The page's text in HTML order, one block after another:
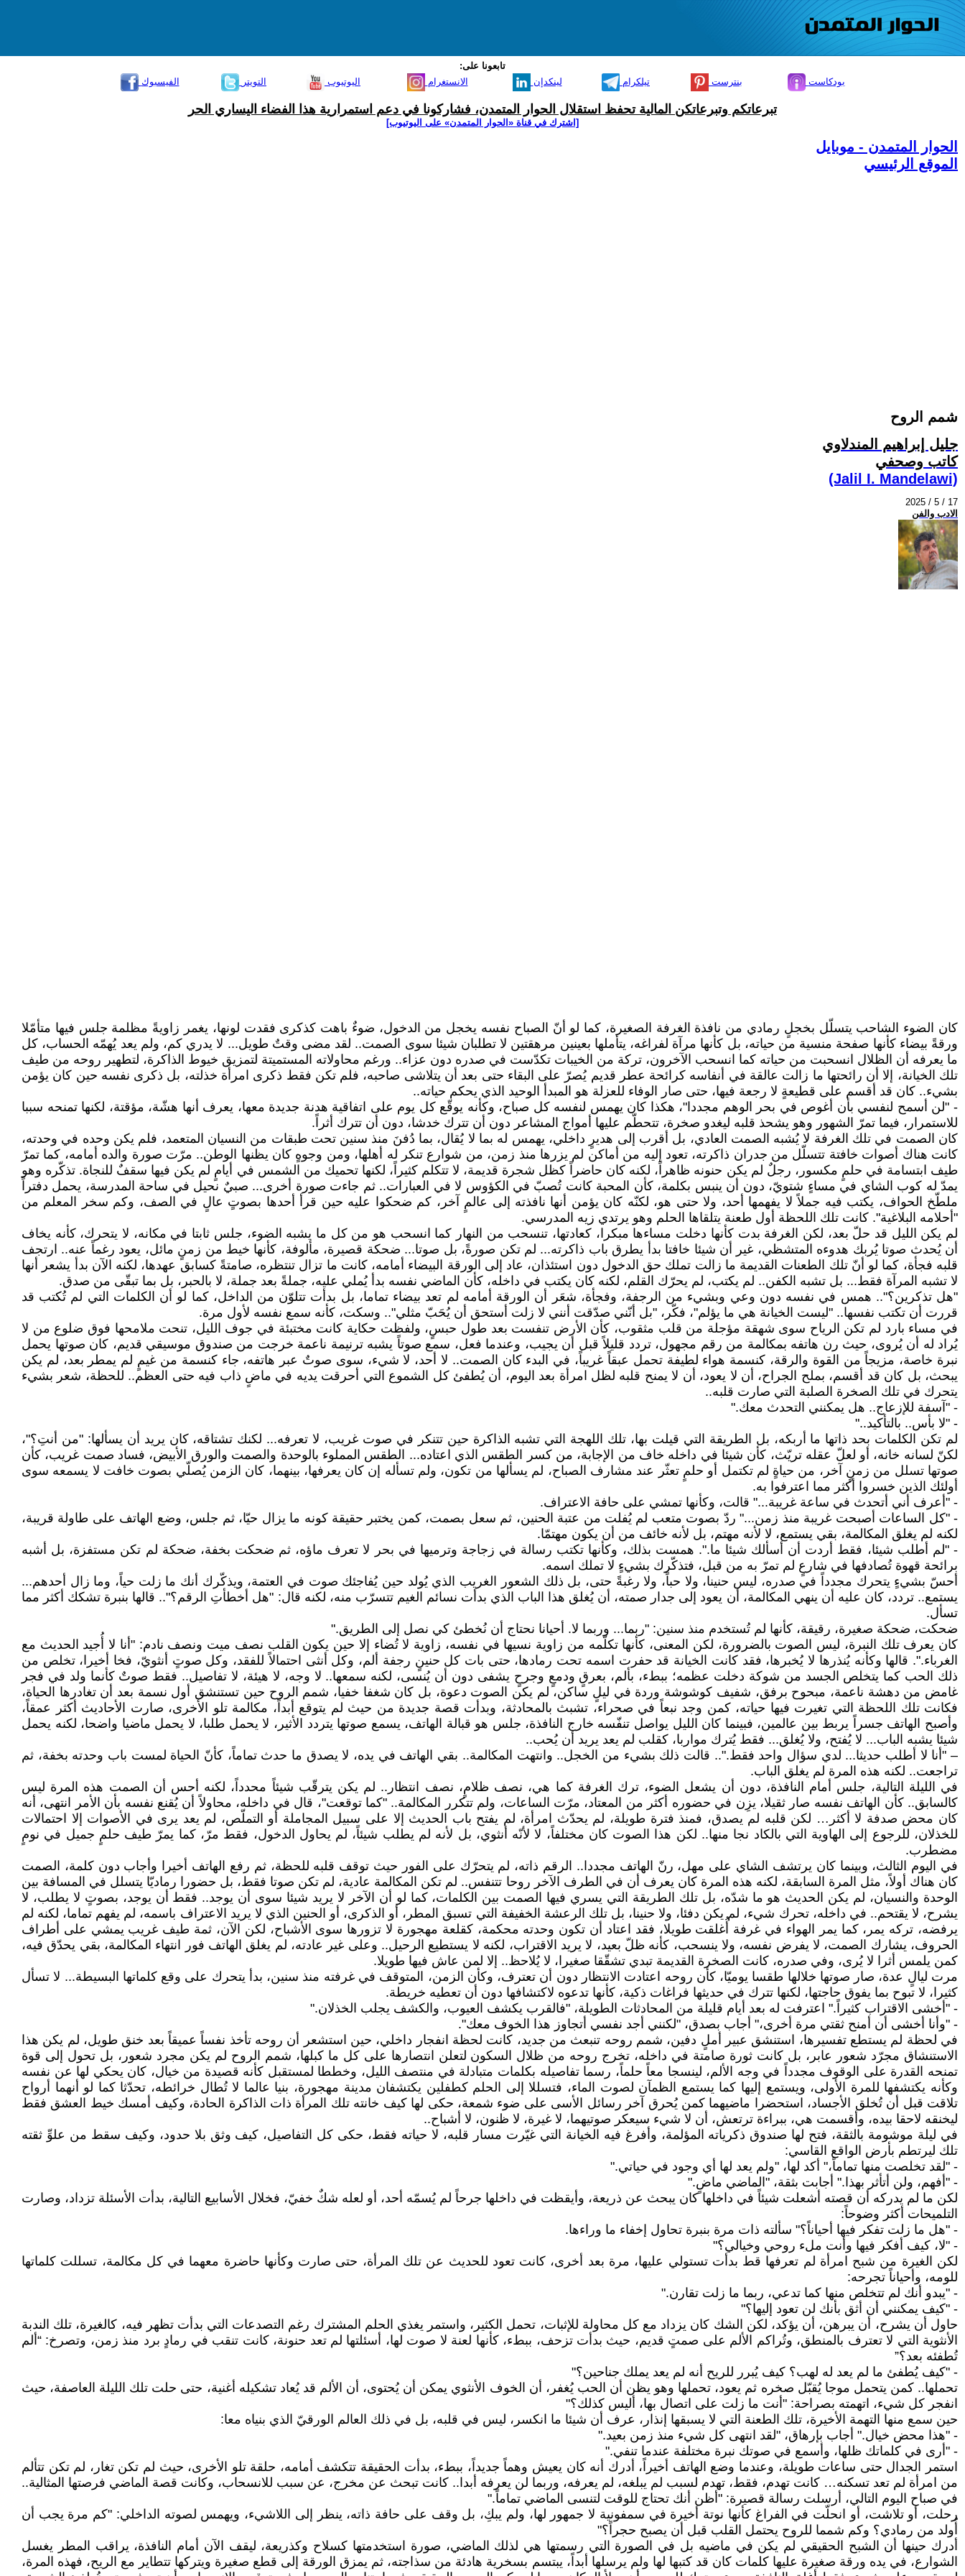
تابعونا على:
الفيسبوك
التويتر اليوتيوب الانستغرام لينكدإن تيلكرام بنترست بودكاست
تبرعاتكم وتبرعاتكن المالية تحفظ استقلال الحوار المتمدن، فشاركونا في دعم استمرارية هذا الفضاء اليساري الحر
[اشترك في قناة ‫«الحوار المتمدن» على اليوتيوب]
الحوار المتمدن - موبايل
الموقع الرئيسي
شمم الروح
جليل إبراهيم المندلاوي
كاتب وصحفي
(Jalil I. Mandelawi)
2025 / 5 / 17
الادب والفن
كان الضوء الشاحب يتسلّل بخجلٍ رمادي من نافذة الغرفة الصغيرة، كما لو أنّ الصباح نفسه يخجل من الدخول، ضوءٌ باهت كذكرى فقدت لونها، يغمر زاويةً مظلمة جلس فيها متأمّلا
ورقةً بيضاء كأنها صفحة منسية من حياته، بل كأنها مرآة لفراغه، يتأملها بعينين مرهقتين لا تطلبان شيئا سوى الصمت.. لقد مضى وقتٌ طويل... لا يدري كم، ولم يعد يُهمّه الحساب، كل
ما يعرفه أن الظلال انسحبت من حياته كما انسحب الآخرون، تركة من الخيبات تكدّست في صدره دون عزاء.. ورغم محاولاته المستميتة لتمزيق خيوط الذاكرة، لتطهير روحه من طيف
تلك الخيانة، إلا أن رائحتها ما زالت عالقة في أنفاسه كرائحة عطر قديم يُصرّ على البقاء حتى بعد أن يتلاشى صاحبه، فلم تكن فقط ذكرى امرأة خذلته، بل ذكرى نفسه حين كان يؤمن
بشيء.. كان قد أقسم على قطيعةٍ لا رجعة فيها، حتى صار الوفاء للعزلة هو المبدأ الوحيد الذي يحكم حياته..
- "لن أسمح لنفسي بأن أغوص في بحر الوهم مجددا"، هكذا كان يهمس لنفسه كل صباح، وكأنه يوقّع كل يوم على اتفاقية هدنة جديدة معها، يعرف أنها هشّة، مؤقتة، لكنها تمنحه سببا
للاستمرار، فيما تمرّ الشهور وهو يشحذ قلبه ليغدو صخرة، تتحطّم عليها أمواج المشاعر دون أن تترك خدشا، دون أن تترك أثراً.
كان الصمت في تلك الغرفة لا يُشبه الصمت العادي، بل أقرب إلى هديرٍ داخلي، يهمس له بما لا يُقال، بما دُفنَ منذ سنين تحت طبقات من النسيان المتعمد، فلم يكن وحده في وحدته،
كانت هناك أصوات خافتة تتسلّل من جدران ذاكرته، تعود إليه من أماكن لم يزرها منذ زمن، من شوارع تنكر له أهلها، ومن وجوهٍ كان يظنها الوطن.. مرّت صورة والده أمامه، كما تمرّ
طيف ابتسامة في حلمٍ مكسور، رجلٌ لم يكن حنونه ظاهراً، لكنه كان حاضراً كظل شجرة قديمة، لا تتكلم كثيراً، لكنها تحميك من الشمس في أيامٍ لم يكن فيها سقفٌ للنجاة. تذكّره وهو
يمدّ له كوب الشاي في مساءٍ شتويّ، دون أن ينبس بكلمة، كأن المحبة كانت تُصبّ في الكؤوس لا في العبارات.. ثم جاءت صورة أخرى... صبيٌ نحيل في ساحة المدرسة، يحمل دفتراً
ملطّخ الحواف، يكتب فيه جملاً لا يفهمها أحد، ولا حتى هو، لكنّه كان يؤمن أنها نافذته إلى عالمٍ آخر، كم ضحكوا عليه حين قرأ أحدها بصوتٍ عالٍ في الصف، وكم سخر المعلم من
"أحلامه البلاغية". كانت تلك اللحظة أول طعنة يتلقاها الحلم وهو يرتدي زيه المدرسي.
لم يكن الليل قد حلّ بعد، لكن الغرفة بدت كأنها دخلت مساءها مبكرا، كعادتها، تنسحب من النهار كما انسحب هو من كل ما يشبه الضوء، جلس ثابتا في مكانه، لا يتحرك، كأنه يخاف
أن يُحدث صوتا يُربك هدوءه المتشظي، غير أن شيئا خافتا بدأ يطرق باب ذاكرته... لم تكن صورةً، بل صوتا... ضحكة قصيرة، مألوفة، كأنها خيط من زمنٍ مائل، يعود رغماً عنه.. ارتجف
قلبه فجأة، كما لو أنّ تلك الطعنات القديمة ما زالت تملك حق الدخول دون استئذان، عاد إلى الورقة البيضاء أمامه، كانت ما تزال تنتظره، صامتةً كسابق عهدها، لكنه الآن بدأ يشعر أنها
لا تشبه المرآة فقط... بل تشبه الكفن.. لم يكتب، لم يحرّك القلم، لكنه كان يكتب في داخله، كأن الماضي نفسه بدأ يُملي عليه، جملةً بعد جملة، لا بالحبر، بل بما تبقّى من صدق.
"هل تذكرين؟".. همس في نفسه دون وعي وبشيء من الرجفة، وفجأة، شعَر أن الورقة أمامه لم تعد بيضاء تماما، بل بدأت تتلوّن من الداخل، كما لو أن الكلمات التي لم تُكتب قد
قررت أن تكتب نفسها.. "ليست الخيانة هي ما يؤلم"، فكّر، "بل أنّني صدّقت أنني لا زلت أستحق أن يُحَبّ مثلي".. وسكت، كأنه سمع نفسه لأول مرة.
في مساء بارد لم تكن الرياح سوى شهقة مؤجلة من قلب مثقوب، كأن الأرض تنفست بعد طول حبسٍ، ولفظت حكاية كانت مختبئة في جوف الليل، تنحت ملامحها فوق ضلوع من لا
يُراد له أن يُروى، حيث رن هاتفه بمكالمة من رقم مجهول، تردد قليلاً قبل أن يجيب، وعندما فعل، سمع صوتاً يشبه ترنيمة ناعمة خرجت من صندوق موسيقي قديم، كان صوتها يحمل
نبرة خاصة، مزيجاً من القوة والرقة، كنسمة هواء لطيفة تحمل عبقاً غريباً، في البدء كان الصمت.. لا أحد، لا شيء، سوى صوتٌ عبر هاتفه، جاء كنسمة من غيمٍ لم يمطر بعد، لم يكن
يبحث، بل كان قد أقسم، بملح الجراح، أن لا يعود، أن لا يمنح قلبه لظل امرأة بعد اليوم، أن يُطفئ كل الشموع التي أحرقت يديه في ماضٍ ذاب فيه حتى العظم.. للحظة، شعر بشيء
يتحرك في تلك الصخرة الصلبة التي صارت قلبه..
- "آسفة للإزعاج.. هل يمكنني التحدث معك."
- "لا بأس.. بالتأكيد.."
لم تكن الكلمات بحد ذاتها ما أربكه، بل الطريقة التي قيلت بها، تلك اللهجة التي تشبه الذاكرة حين تتنكر في صوت غريب، لا تعرفه... لكنك تشتاقه، كان يريد أن يسألها: "من أنتِ؟"،
لكنّ لسانه خانه، أو لعلّ عقله تريّث، كأن شيئا في داخله خاف من الإجابة، من كسر الطقس الذي اعتاده... الطقس المملوء بالوحدة والصمت والورق الأبيض، فساد صمت غريب، كأن
صوتها تسلل من زمنٍ آخر، من حياةٍ لم تكتمل أو حلمٍ تعثّر عند مشارف الصباح، لم يسألها من تكون، ولم تسأله إن كان يعرفها، بينهما، كان الزمن يُصلّي بصوت خافت لا يسمعه سوى
أولئك الذين خسروا أكثر مما اعترفوا به.
- "أعرف أني أتحدث في ساعة غريبة..." قالت، وكأنها تمشي على حافة الاعتراف.
- "كل الساعات أصبحت غريبة منذ زمن..." ردّ بصوت متعب لم يُفلت من عتبة الحنين، ثم سعل بصمت، كمن يختبر حقيقة كونه ما يزال حيّا، ثم جلس، وضع الهاتف على طاولة قريبة،
لكنه لم يغلق المكالمة، بقي يستمع، لا لأنه مهتم، بل لأنه خائف من أن يكون مهتمّا.
- "لم أطلب شيئا، فقط أردت أن أسألك شيئا ما.". همست بذلك، وكأنها تكتب رسالة في زجاجة وترميها في بحر لا تعرف ماؤه، ثم ضحكت بخفة، ضحكة لم تكن مستفزة، بل أشبه
برائحة قهوة تُصادفها في شارعٍ لم تمرّ به من قبل، فتذكّرك بشيءٍ لا تملك اسمه.
أحسّ بشيءٍ يتحرك مجدداً في صدره، ليس حنينا، ولا حباً، ولا رغبةً حتى، بل ذلك الشعور الغريب الذي يُولد حين يُفاجئك صوت في العتمة، ويذكّرك أنك ما زلت حياً، وما زال أحدهم...
يستمع.. تردد، كان عليه أن ينهي المكالمة، أن يعود إلى جدار صمته، أن يُغلق هذا الباب الذي بدأت نسائم الغيم تتسرّب منه، لكنه قال: "هل أخطأتِ الرقم؟".. قالها بنبرة تشكك أكثر مما
تسأل.
ضحكت، ضحكة صغيرة، رقيقة، كأنها لم تُستخدم منذ سنين: "ربما... وربما لا. أحيانا نحتاج أن نُخطئ كي نصل إلى الطريق."
كان يعرف تلك النبرة، ليس الصوت بالضرورة، لكن المعنى، كأنها تكلّمه من زاوية نسيها في نفسه، زاوية لا تُضاء إلا حين يكون القلب نصف ميت ونصف نادم: "أنا لا أُجيد الحديث مع
الغرباء.". قالها وكأنه يُنذرها لا يُخبرها، فقد كانت الخيانة قد حفرت اسمه تحت رمادها، حتى بات كل حنينٍ رجفة ألم، وكل أنثى احتمالاً للفقد، وكل صوتٍ أنثويّ، فخا أخيرا، تخلص من
ذلك الحب كما يتخلص الجسد من شوكة دخلت عظمه؛ ببطء، بألم، بعرقٍ ودمعٍ وجرحٍ يشفى دون أن يُنسى، لكنه سمعها.. لا وجه، لا هيئة، لا تفاصيل.. فقط صوتٌ كأنما ولد في فجر
غامض من دهشة ناعمة، مبحوح برفق، شفيف كوشوشة وردة في ليلٍ ساكن، لم يكن الصوت دعوة، بل كان شغفا خفيا، شمم الروح حين تستنشق أول نسمة بعد أن تغادرها الحياة،
فكانت تلك اللحظة التي تغيرت فيها حياته، كمن وجد نبعاً في صحراء، تشبث بالمحادثة، وبدأت قصة جديدة من حيث لم يتوقع أبداً، مكالمة تلو الأخرى، صارت الأحاديث أكثر عمقاً،
وأصبح الهاتف جسراً يربط بين عالمين، فبينما كان الليل يواصل تنفّسه خارج النافذة، جلس هو قبالة الهاتف، يسمع صوتها يتردد الأثير، لا يحمل طلبا، لا يحمل ماضيا واضحا، لكنه يحمل
شيئا يشبه الباب... لا يُفتح، ولا يُغلق... فقط يُترك مواربا، كقلب لم يعد يريد أن يُحب..
– "أنا لا أطلب حديثا... لدي سؤال واحد فقط.".. قالت ذلك بشيء من الخجل.. وانتهت المكالمة.. بقي الهاتف في يده، لا يصدق ما حدث تماماً، كأنّ الحياة لمست باب وحدته بخفة، ثم
تراجعت.. لكنه هذه المرة لم يغلق الباب.
في الليلة التالية، جلس أمام النافذة، دون أن يشعل الضوء، ترك الغرفة كما هي، نصف ظلامٍ، نصف انتظار.. لم يكن يترقّب شيئاً محدداً، لكنه أحس أن الصمت هذه المرة ليس
كالسابق.. كأن الهاتف نفسه صار ثقيلا، يزِن في حضوره أكثر من المعتاد، مرّت الساعات، ولم تتكرر المكالمة.. "كما توقعت"، قال في داخله، محاولاً أن يُقنع نفسه بأن الأمر انتهى، أنه
كان محض صدفة لا أكثر… لكن قلبه لم يصدق، فمنذ فترة طويلة، لم يحدّث امرأة، لم يفتح باب الحديث إلا على سبيل المجاملة أو التملّص، لم يعد يرى في الأصوات إلا احتمالات
للخذلان، للرجوع إلى الهاوية التي بالكاد نجا منها.. لكن هذا الصوت كان مختلفاً، لا لأنّه أنثوي، بل لأنه لم يطلب شيئاً، لم يحاول الدخول، فقط مرّ، كما يمرّ طيف حلمٍ جميل في نومٍ
مضطرب.
في اليوم الثالث، وبينما كان يرتشف الشاي على مهل، رنّ الهاتف مجددا.. الرقم ذاته، لم يتحرّك على الفور حيث توقف قلبه للحظة، ثم رفع الهاتف أخيرا وأجاب دون كلمة، الصمت
كان هناك أولاً، مثل المرة السابقة، لكنه هذه المرة كان يعرف أن في الطرف الآخر روحا تتنفس.. لم تكن المكالمة عادية، لم تكن صوتا فقط، بل حضورا رماديّا يتسلل في المسافة بين
الوحدة والنسيان، لم يكن الحديث هو ما شدّه، بل تلك الطريقة التي يسري فيها الصمت بين الكلمات، كما لو أن الآخر لا يريد شيئا سوى أن يوجد.. فقط أن يوجد، بصوتٍ لا يطلب، لا
يشرح، لا يقتحم.. في داخله، تحرك شيء، لم يكن دفئا، ولا حنينا، بل تلك الرعشة الخفيفة التي تسبق المطر، أو الذكرى، أو الحنين الذي لا يريد الاعتراف باسمه، لم يفهم تماما، لكنه لم
يرفضه، تركه يمر، كما يمر الهواء في غرفة أُغلقت طويلا، فقد اعتاد أن تكون وحدته محكمة، كقلعة مهجورة لا تزورها سوى الأشباح، لكن الآن، ثمة طيف غريب يمشي على أطراف
الحروف، يشارك الصمت، لا يفرض نفسه، ولا ينسحب، كأنه ظلّ بعيد، لا يريد الاقتراب، لكنه لا يستطيع الرحيل.. وعلى غير عادته، لم يغلق الهاتف فور انتهاء المكالمة، بقي يحدّق فيه،
كمن يلمس أثرا لا يُرى، وفي صدره، كانت الصخرة القديمة تبدي تشقّقا صغيرا، لا يُلاحظ.. إلا لمن عاش فيها طويلا.
مرت ليالٍ عدة، صار صوتها خلالها طقسا يوميّا، كأن روحه اعتادت الانتظار دون أن تعترف، وكأن الزمن، المتوقف في غرفته منذ سنين، بدأ يتحرك على وقع كلماتها البسيطة... لا تسأل
كثيرا، لا تبوح بما يفوق حاجتها، لكنها تترك في حديثها فراغات ذكية، كأنها تدعوه لاكتشافها دون أن تعطيه خريطة.
- "أخشى الاقتراب كثيراً." اعترفت له بعد أيام قليلة من المحادثات الطويلة، "فالقرب يكشف العيوب، والكشف يجلب الخذلان."
- "وأنا أخشى أن أمنح ثقتي مرة أخرى،" أجاب بصدق، "لكنني أجد نفسي أتجاوز هذا الخوف معك".
في لحظة لم يستطع تفسيرها، استنشق عبير أملٍ دفين، شمم روحه تنبعث من جديد، كانت لحظة انفجار داخلي، حين استشعر أن روحه تأخذ نفساً عميقاً بعد خنق طويل، لم يكن هذا
الاستنشاق مجرّد شعور عابر، بل كانت ثورة صامتة في داخله، تخرج روحه من ظلال السكون لتعلن انتصارها على كل ما كبلها، شمم الروح لم يكن مجرد شعور، بل تحول إلى قوة
تمنحه القدرة على الوقوف مجدداً في وجه الألم، لينسجا معاً حلماً، رسما تفاصيله بكلمات متبادلة في منتصف الليل، وخططا لمستقبل كأنه قصيدة من خيال، كان يحكي لها عن نفسه
وكأنه يكتشفها للمرة الأولى، ويستمع إليها كما يستمع الظمآن لصوت الماء، فتسللا إلى الحلم كطفلين يكتشفان مدينة مهجورة، بنيا عالما لا تُطال خرائطه، تحدّثا كما لو أنهما أرواح
تلاقت قبل أن تُخلق الأجساد، استحضرا ماضيهما كمن يُحرق آخر رسائل الأسى على ضوء شمعة، حكى لها كيف خانته تلك المرأة ذات الذاكرة الحادة، وكيف أمسك خيط العشق فقط
ليخنقه لاحقا بيده، وأقسمت هي، ببراءة ترتعش، أن لا شيء سيعكر صوتيهما، لا غيرة، لا ظنون، لا أشباح..
في ليلة موشومة بالثقة، فتح لها صندوق ذكرياته المؤلمة، وأفرغ فيه الخيانة التي غيّرت مسار قلبه، لا حياته فقط، حكى كل التفاصيل، كيف وثق بلا حدود، وكيف سقط من علوِّ ثقته
تلك ليرتطم بأرض الواقع القاسي:
- "لقد تخلصت منها تماماً،" أكد لها، "ولم يعد لها أي وجود في حياتي."
- "أفهم، ولن أتأثر بهذا." أجابت بثقة، "الماضي ماضٍ."
لكن ما لم يدركه أن قصته أشعلت شيئاً في داخلها كان يبحث عن ذريعة، وأيقظت في داخلها جرحاً لم يُسمّه أحد، أو لعله شكٌ خفيّ، فخلال الأسابيع التالية، بدأت الأسئلة تزداد، وصارت
التلميحات أكثر وضوحاً:
- "هل ما زلت تفكر فيها أحياناً؟" سألته ذات مرة بنبرة تحاول إخفاء ما وراءها.
- "لا، كيف أفكر فيها وأنت ملء روحي وخيالي؟"
لكن الغيرة من شبح امرأة لم تعرفها قط بدأت تستولي عليها، مرة بعد أخرى، كانت تعود للحديث عن تلك المرأة، حتى صارت وكأنها حاضرة معهما في كل مكالمة، تسللت كلماتها
للومه، وأحياناً تجرحه:
- "يبدو أنك لم تتخلص منها كما تدعي، ربما ما زلت تقارن."
- "كيف يمكنني أن أثق بأنك لن تعود إليها؟"
حاول أن يشرح، أن يبرهن، أن يؤكد، لكن الشك كان يزداد مع كل محاولة للإثبات، تحمل الكثير، واستمر يغذي الحلم المشترك رغم التصدعات التي بدأت تظهر فيه، كالغيرة، تلك الندبة
الأنثوية التي لا تعترف بالمنطق، وتُراكم الألم على صمتٍ قديم، حيث بدأت تزحف، ببطء، كأنها لعنة لا صوت لها، أسئلتها لم تعد حنونة، كانت تنقب في رمادٍ برد منذ زمن، وتصرخ: “ألم
تُطفئه بعد؟”
- "كيف يُطفئ ما لم يعد له لهب؟ كيف يُبرر للريح أنه لم يعد يملك جناحين؟"
تحملها.. كمن يتحمل موجا يُقبّل صخره ثم يعود، تحملها وهو يظن أن الحب يُغفر، أن الخوف الأنثوي يمكن أن يُحتوى، أن الألم قد يُعاد تشكيله أغنية، حتى حلت تلك الليلة العاصفة، حيث
انفجر كل شيء، اتهمته بصراحة: "أنت ما زلت على اتصال بها، أليس كذلك؟"
حين سمع منها التهمة الأخيرة، تلك الطعنة التي لا يسبقها إنذار، عرف أن شيئا ما انكسر، ليس في قلبه، بل في ذلك العالم الورقيّ الذي بنياه معا:
- "هذا محض خيال." أجاب بإرهاق، "لقد انتهى كل شيء منذ زمن بعيد."
- "أرى في كلماتك ظلها، وأسمع في صوتك نبرة مختلفة عندما تنفي."
استمر الجدال حتى ساعات طويلة، وعندما وضع الهاتف أخيراً، أدرك أنه كان يعيش وهماً جديداً، ببطء، بدأت الحقيقة تتكشف أمامه، حلقة تلو الأخرى، حيث لم تكن تغار، لم تكن تتألم
من امرأة لم تعد تسكنه… كانت تهدم، فقط، تهدم لسبب لم يبلغه، لم يعرفه، وربما لن يعرفه أبدا.. كانت تبحث عن مخرج، عن سبب للانسحاب، وكانت قصة الماضي فرصتها المثالية..
في صباح اليوم التالي، أرسلت رسالة قصيرة: "أظن أنك تحتاج للوقت لتنسى الماضي تماماً."
رحلت، أو تلاشت، أو انحلّت في الفراغ كأنها نوتة أخيرة في سمفونية لا جمهور لها، ولم يبكِ، بل وقف على حافة ذاته، ينظر إلى اللاشيء، ويهمس لصوته الداخلي: "كم مرة يجب أن
أُولد من رمادي؟ وكم شمما للروح يحتمل القلب قبل أن يصبح حجراً؟"
أدرك حينها أن الشبح الحقيقي لم يكن في ماضيه بل في الصورة التي رسمتها هي لذلك الماضي، صورة استخدمتها كسلاح وكذريعة، ليقف الآن أمام النافذة، يراقب المطر يغسل
الشوارع، في يده ورقة صغيرة عليها كلمات كان قد كتبها لها ولم يرسلها أبداً، يبتسم بسخرية هادئة من سذاجته، ثم يمزق الورقة إلى قطع صغيرة ويتركها تتطاير مع الريح، فهذه المرة،